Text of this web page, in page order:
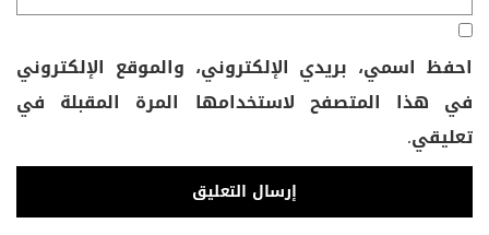
احفظ اسمي، بريدي الإلكتروني، والموقع الإلكتروني
في هذا المتصفح لاستخدامها المرة المقبلة في
تعليقي.